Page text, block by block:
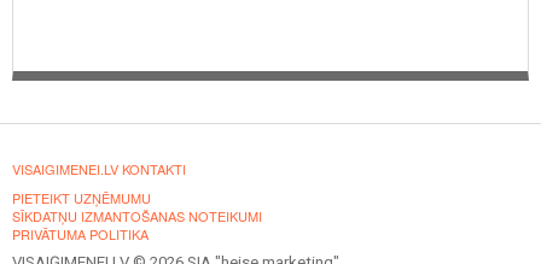
VISAIGIMENEI.LV KONTAKTI
PIETEIKT UZŅĒMUMU
SĪKDATŅU IZMANTOŠANAS NOTEIKUMI
PRIVĀTUMA POLITIKA